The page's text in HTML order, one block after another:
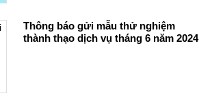
Thông báo gửi mẫu thử nghiệm
thành thạo dịch vụ tháng 6 năm 2024